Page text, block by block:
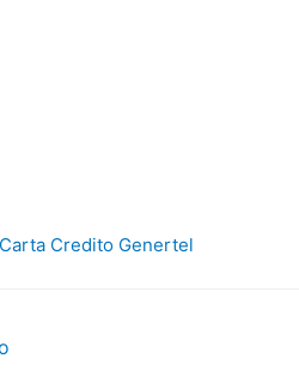
Carta Credito Genertel